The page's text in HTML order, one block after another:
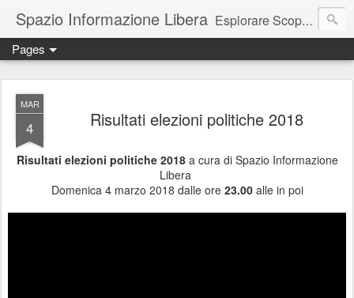
Spazio Informazione Libera Esplorare Scoprire Creare
Escursioni, viaggi, arte, tecnologia, attualità
Pages
MAR
4 Risultati elezioni politiche 2018
Risultati elezioni politiche 2018a cura di Spazio Informazione
Libera
Domenica 4 marzo 2018 dalle ore 23.00alle in poi